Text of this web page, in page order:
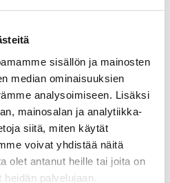
sisällön ja mainosten
median ominaisuuksien
analysoimiseen. Lisäksi
mainosalan ja analytiikka-
siitä, miten käytät
voivat yhdistää näitä
olet antanut heille tai joita on
palvelujaan.
on laatinut
laitteiden ja
jonka mukaan
voi harkita, olisiko